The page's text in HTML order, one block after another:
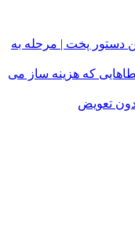
دستور پخت | مرحله به
که هزینه ساز می
تعویض